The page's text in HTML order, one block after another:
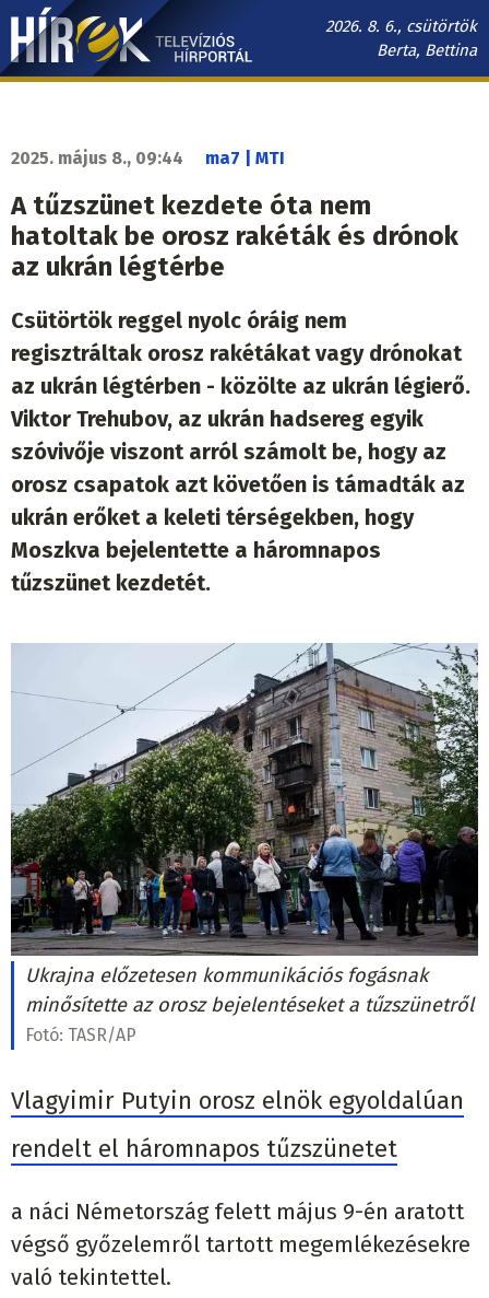
Ugrás
tartalomra
2026. 8. 6., csütörtök
Berta, Bettina
Hírek.sk
navigáció
2025. május 8., 09:44 ma7 | MTI
A tűzszünet kezdete óta nem
hatoltak be orosz rakéták és drónok
az ukrán légtérbe
Csütörtök reggel nyolc óráig nem
regisztráltak orosz rakétákat vagy drónokat
az ukrán légtérben - közölte az ukrán légierő.
Viktor Trehubov, az ukrán hadsereg egyik
szóvivője viszont arról számolt be, hogy az
orosz csapatok azt követően is támadták az
ukrán erőket a keleti térségekben, hogy
Moszkva bejelentette a háromnapos
tűzszünet kezdetét.
Ukrajna előzetesen kommunikációs fogásnak
minősítette az orosz bejelentéseket a tűzszünetről
Fotó: TASR/AP
Vlagyimir Putyin orosz elnök egyoldalúan
rendelt el háromnapos tűzszünetet
a náci Németország felett május 9-én aratott
végső győzelemről tartott megemlékezésekre
való tekintettel.